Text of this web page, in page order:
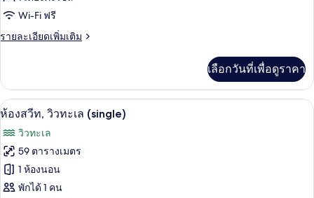
(Crown,
single)
Wi-Fi ฟรี
รายละเอียดเพิ่มเติม
ราย
เกี่ยว
กับ
ห้อง
ท
(Crown,
single)
เลือกวันที่เพื่อดูราคา
เปิด
ภาพถ่าย
ทั้งหมด
ของ
ห้อง
1 ห้องนอน, เครื่องนอนระดับพรีเมียม,
3
ห้องสวีท, วิวทะเล (single)
วิวทะเล
59 ตารางเมตร
1 ห้องนอน
พักได้ 1 คน